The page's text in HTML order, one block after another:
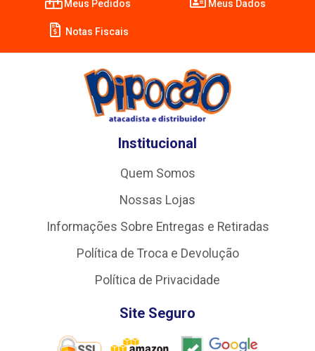
Meus Pedidos Meus Dados
Notas Fiscais
Institucional
Quem Somos
Nossas Lojas
Informações Sobre Entregas e Retiradas
Política de Troca e Devolução
Política de Privacidade
Site Seguro